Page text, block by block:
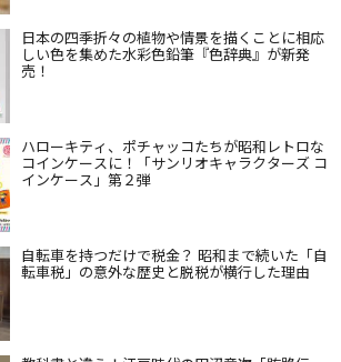
日本の四季折々の植物や情景を描くことに相応
しい色を集めた水彩色鉛筆『色辞典』が新発
売！
ハローキティ、ポチャッコたちが昭和レトロな
コインケースに！「サンリオキャラクターズ コ
インケース」第２弾
自転車を持つだけで税金？ 昭和まで続いた「自
転車税」の意外な歴史と脱税が横行した理由